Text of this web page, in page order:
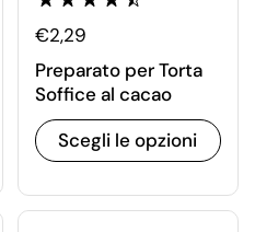
€2,29
Preparato per Torta
Soffice al cacao
Scegli le opzioni